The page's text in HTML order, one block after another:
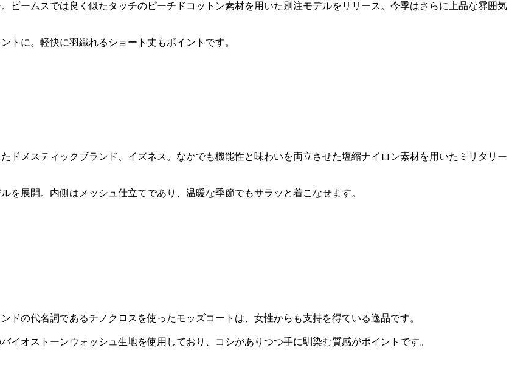
ビームスでは良く似たタッチのピーチドコットン素材を用いた別注モデルをリリース。今季はさらに上品な雰囲気
トに。軽快に羽織れるショート丈もポイントです。
ドメスティックブランド、イズネス。なかでも機能性と味わいを両立させた塩縮ナイロン素材を用いたミリタリー
展開。内側はメッシュ仕立てであり、温暖な季節でもサラッと着こなせます。
の代名詞であるチノクロスを使ったモッズコートは、女性からも支持を得ている逸品です。
オストーンウォッシュ生地を使用しており、コシがありつつ手に馴染む質感がポイントです。